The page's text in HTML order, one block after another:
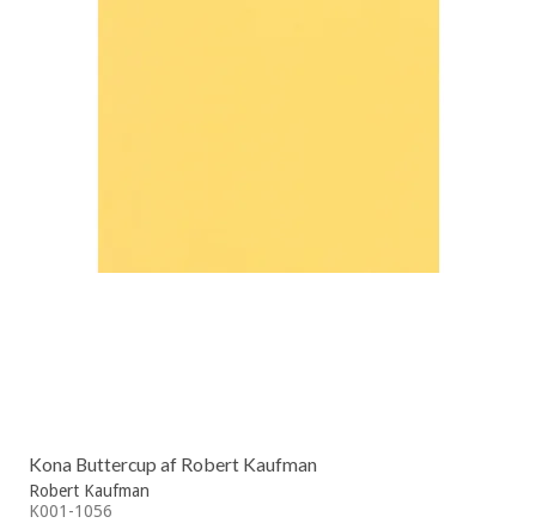
Kona Buttercup af Robert Kaufman
Robert Kaufman
K001-1056